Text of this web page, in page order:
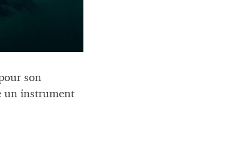
son
un instrument